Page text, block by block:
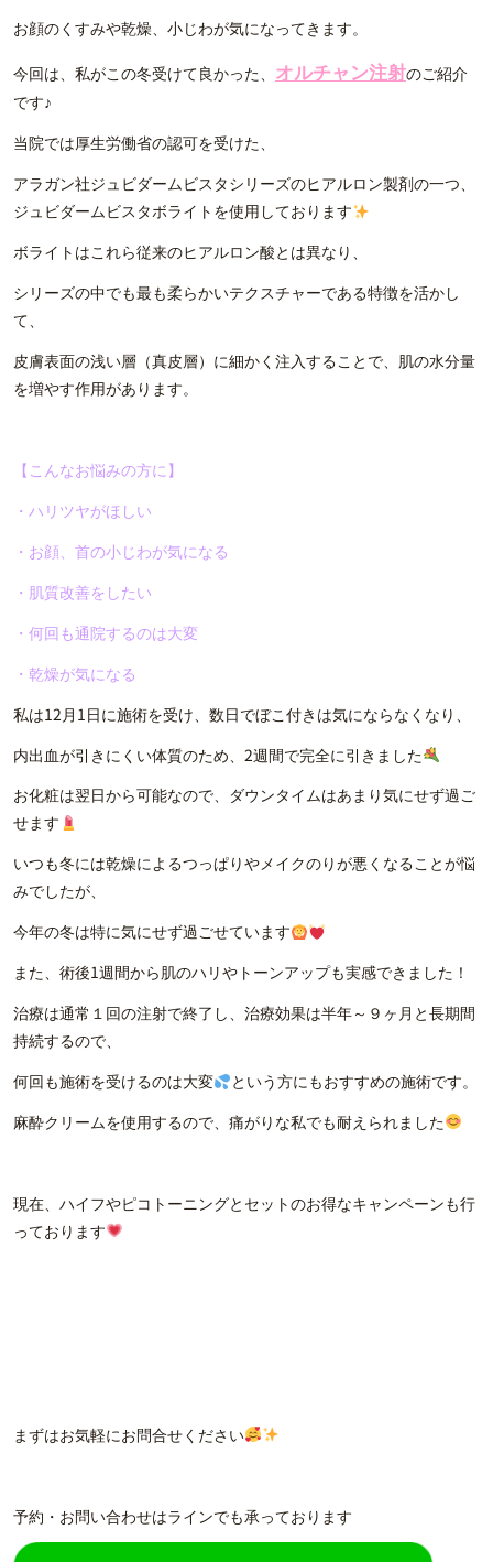
お顔のくすみや乾燥、小じわが気になってきます。
今回は、私がこの冬受けて良かった、 オルチャン注射のご紹介
です♪
当院では厚生労働省の認可を受けた、
アラガン社ジュビダームビスタシリーズのヒアルロン製剤の一つ、
ジュビダームビスタボライトを使用しております
ボライトはこれら従来のヒアルロン酸とは異なり、
シリーズの中でも最も柔らかいテクスチャーである特徴を活かし
て、
皮膚表面の浅い層（真皮層）に細かく注入することで、肌の水分量
を増やす作用があります。
【こんなお悩みの方に】
・ハリツヤがほしい
・お顔、首の小じわが気になる
・肌質改善をしたい
・何回も通院するのは大変
・乾燥が気になる
私は12月1日に施術を受け、数日でぼこ付きは気にならなくなり、
内出血が引きにくい体質のため、2週間で完全に引きました
お化粧は翌日から可能なので、ダウンタイムはあまり気にせず過ご
せます
いつも冬には乾燥によるつっぱりやメイクのりが悪くなることが悩
みでしたが、
今年の冬は特に気にせず過ごせています
また、術後1週間から肌のハリやトーンアップも実感できました！
治療は通常１回の注射で終了し、治療効果は半年～９ヶ月と長期間
持続するので、
何回も施術を受けるのは大変
という方にもおすすめの施術です。
麻酔クリームを使用するので、痛がりな私でも耐えられました
現在、ハイフやピコトーニングとセットのお得なキャンペーンも行
っております
まずはお気軽にお問合せください
予約・お問い合わせはラインでも承っております